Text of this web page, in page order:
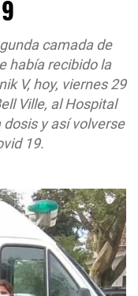
camada de
había recibido la
V, hoy, viernes 29
Ville, al Hospital
y así volverse
19.